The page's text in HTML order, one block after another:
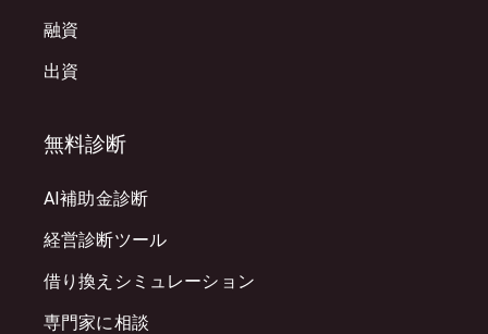
融資
出資
無料診断
AI補助金診断
経営診断ツール
借り換えシミュレーション
専門家に相談